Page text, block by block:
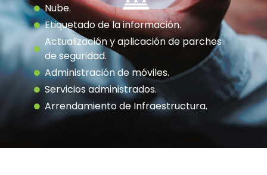
Nube.
Etiquetado de la información.
Actualización y aplicación de parches
de seguridad.
Administración de móviles.
Servicios administrados.
Arrendamiento de Infraestructura.